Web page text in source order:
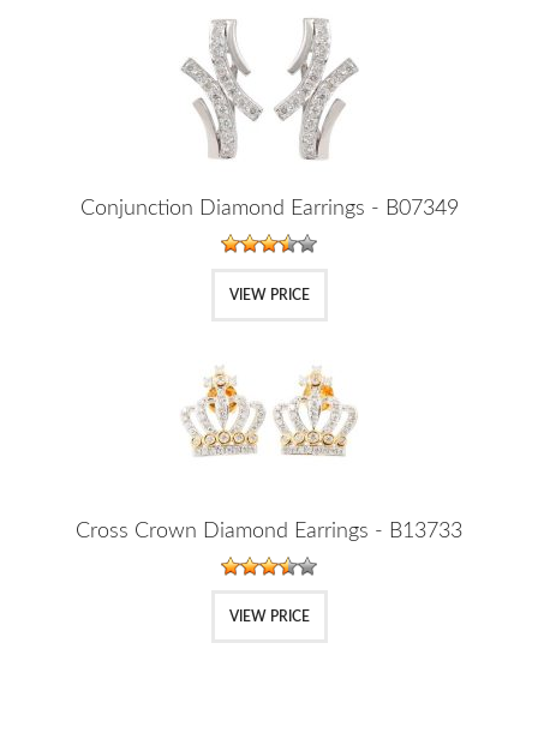
Conjunction Diamond Earrings - B07349
VIEW PRICE
Cross Crown Diamond Earrings - B13733
VIEW PRICE